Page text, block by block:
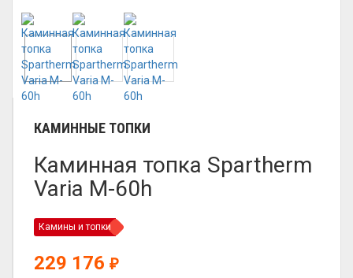
КАМИННЫЕ ТОПКИ
Каминная топка Spartherm
Varia M-60h
Камины и топки
229 176 ₽